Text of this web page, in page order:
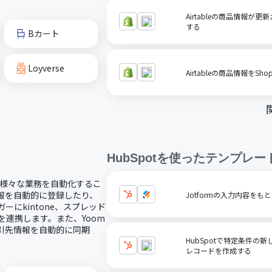
Bカート
Loyverse
Airtableの商品情報が更
する
Airtableの商品情報を
々な業務を自動化するこ
自動的に登録したり、
ーにkintone、スプレッド
連携します。また、Yoom
先情報を自動的に同期
HubSpotを使ったテンプレー
Jotformの入力内容をも
HubSpotで特定条件の新
レコードを作成する